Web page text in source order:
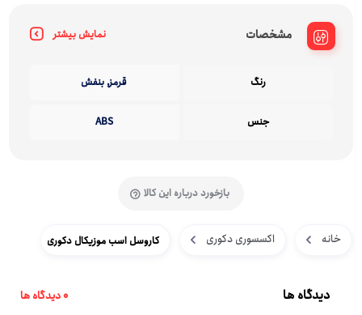
مشخصات نمایش بیشتر
رنگ قرمز, بنفش
جنس ABS
بازخورد درباره این کالا
خانه اکسسوری دکوری کاروسل اسب موزیکال دکوری
دیدگاه ها 0 دیدگاه ها